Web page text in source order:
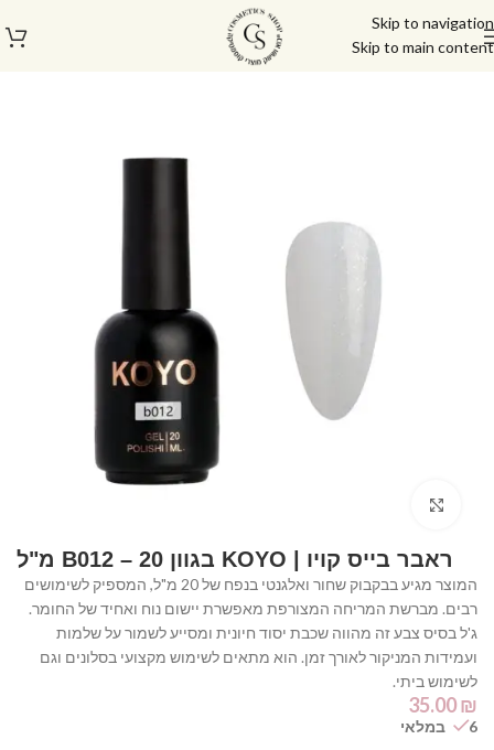
Skip to navigation
Skip to main content
עמוד הבית/בייס טופ
ראבר בייס קויו | KOYO בגוון B012 – 20 מ"ל⁩
המוצר מגיע בבקבוק שחור ואלגנטי בנפח של 20 מ"ל, המספיק לשימושים
רבים. מברשת המריחה המצורפת מאפשרת יישום נוח ואחיד של החומר.
ג'ל בסיס צבע זה מהווה שכבת יסוד חיונית ומסייע לשמור על שלמות
ועמידות המניקור לאורך זמן. הוא מתאים לשימוש מקצועי בסלונים וגם
לשימוש ביתי.
35.00₪
6 במלאי